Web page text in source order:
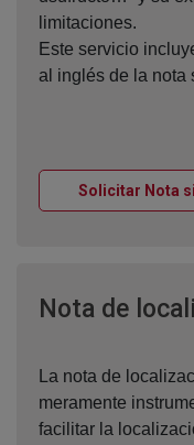
limitaciones.
Este servicio
al inglés de la nota
Solicitar Nota
Nota de
La nota de
meramente
facilitar la